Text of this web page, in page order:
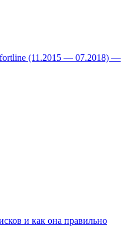
(11.2015 — 07.2018) —
и как она правильно